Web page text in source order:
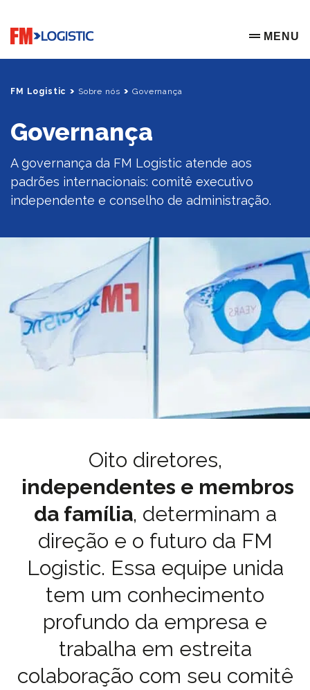
Go to home page
OPEN
MENU
FM Logistic Sobre nós Governança
Governança
A governança da FM Logistic atende aos
padrões internacionais: comitê executivo
independente e conselho de administração.
Oito diretores,
independentes e membros
da família, determinam a
direção e o futuro da FM
Logistic. Essa equipe unida
tem um conhecimento
profundo da empresa e
trabalha em estreita
colaboração com seu comitê